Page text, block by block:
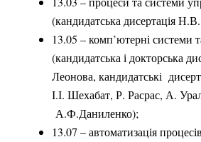
(кандидатська дисертація
13.05 – комп’ютерні системи
(кандидатська і докторська
Леонова, кандидатські
І.І. Шехабат, Р. Расрас, А.
А.Ф.Даниленко);
13.07 – автоматизація